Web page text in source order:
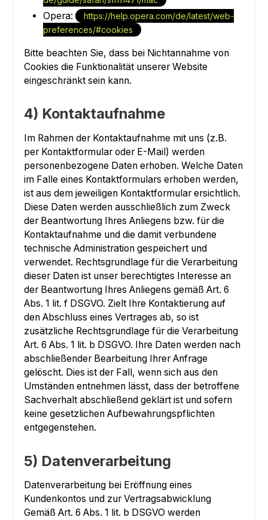
Opera:
https://help.opera.com/de/latest/web-
preferences/#cookies
Bitte beachten Sie, dass bei Nichtannahme von
Cookies die Funktionalität unserer Website
eingeschränkt sein kann.
4) Kontaktaufnahme
Im Rahmen der Kontaktaufnahme mit uns (z.B.
per Kontaktformular oder E-Mail) werden
personenbezogene Daten erhoben. Welche Daten
im Falle eines Kontaktformulars erhoben werden,
ist aus dem jeweiligen Kontaktformular ersichtlich.
Diese Daten werden ausschließlich zum Zweck
der Beantwortung Ihres Anliegens bzw. für die
Kontaktaufnahme und die damit verbundene
technische Administration gespeichert und
verwendet. Rechtsgrundlage für die Verarbeitung
dieser Daten ist unser berechtigtes Interesse an
der Beantwortung Ihres Anliegens gemäß Art. 6
Abs. 1 lit. f DSGVO. Zielt Ihre Kontaktierung auf
den Abschluss eines Vertrages ab, so ist
zusätzliche Rechtsgrundlage für die Verarbeitung
Art. 6 Abs. 1 lit. b DSGVO. Ihre Daten werden nach
abschließender Bearbeitung Ihrer Anfrage
gelöscht. Dies ist der Fall, wenn sich aus den
Umständen entnehmen lässt, dass der betroffene
Sachverhalt abschließend geklärt ist und sofern
keine gesetzlichen Aufbewahrungspflichten
entgegenstehen.
5) Datenverarbeitung
Datenverarbeitung bei Eröffnung eines
Kundenkontos und zur Vertragsabwicklung
Gemäß Art. 6 Abs. 1 lit. b DSGVO werden